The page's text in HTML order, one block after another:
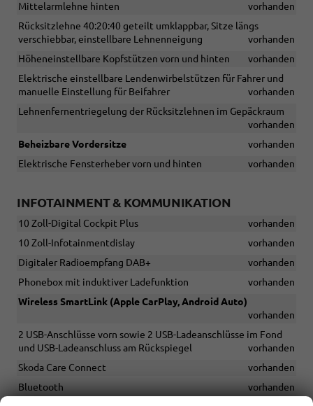
Mittelarmlehne hinten
vorhanden
Rücksitzlehne 40:20:40 geteilt umklappbar, Sitze längs
verschiebbar, einstellbare Lehnenneigung
vorhanden
Höheneinstellbare Kopfstützen vorn und hinten
vorhanden
Elektrische einstellbare Lendenwirbelstützen für Fahrer und
manuelle Einstellung für Beifahrer
vorhanden
Lehnenfernentriegelung der Rücksitzlehnen im Gepäckraum
vorhanden
Beheizbare Vordersitze
vorhanden
Elektrische Fensterheber vorn und hinten
vorhanden
INFOTAINMENT & KOMMUNIKATION
10 Zoll-Digital Cockpit Plus
vorhanden
10 Zoll-Infotainmentdislay
vorhanden
Digitaler Radioempfang DAB+
vorhanden
Phonebox mit induktiver Ladefunktion
vorhanden
Wireless SmartLink (Apple CarPlay, Android Auto)
vorhanden
2 USB-Anschlüsse vorn sowie 2 USB-Ladeanschlüsse im Fond
und USB-Ladeanschluss am Rückspiegel
vorhanden
Skoda Care Connect
vorhanden
Bluetooth
vorhanden